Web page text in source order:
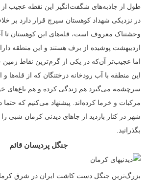
طول از جاذبه‌های شگفت‌انگیز این نقطه عجیب از
در نزدیکی شهداد کوهستان سیرچ قرار دارد بر
وحشتناک معروف است، قله‌های این کوهستان تا
اردیبهشت پوشیده از برف هستند و این منطقه
اما عجیب‌تر آن‌که در یکی از گرم‌ترین نقاط زمین
این منطقه با آب رودخانه درختنگان که از قله‌ها و
سرچشمه می‌گیرد هم زندگی کرده و هم باغ‌های
مرکبات و خرما کرده‌اند. پیشنهاد می‌کنیم که
شهر در کنار بازدید از جاهای دیدنی کرمان شبی
بگذرانید.
جنگل پردیسان قائم
بزرگ‌ترین جنگل دست کاشت ایران در شرق